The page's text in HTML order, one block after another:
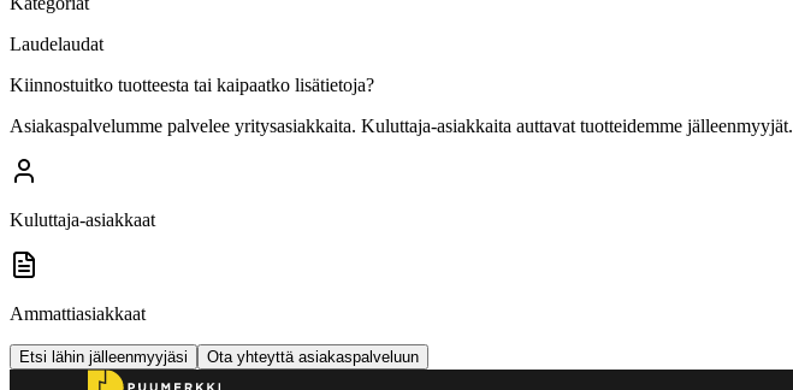
Laudelaudat
Kiinnostuitko tuotteesta tai kaipaatko lisätietoja?
Asiakaspalvelumme palvelee yritysasiakkaita. Kuluttaja-asiakkaita auttavat tuotteidemme jälleenmyyjät.
Kuluttaja-asiakkaat
Ammattiasiakkaat
Etsi lähin jälleenmyyjäsi Ota yhteyttä asiakaspalveluun